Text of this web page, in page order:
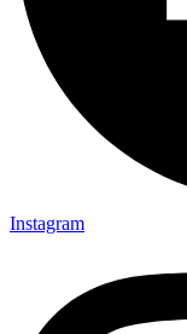
Instagram